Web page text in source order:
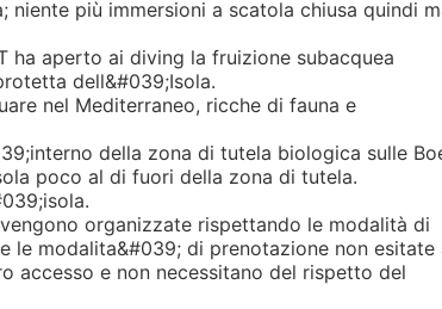
più immersioni a scatola chiusa quindi
ha aperto ai diving la fruizione subacquea
dell&#039;Isola.
nel Mediterraneo, ricche di fauna e
della zona di tutela biologica sulle
poco al di fuori della zona di tutela.
organizzate rispettando le modalità di
le modalita&#039; di prenotazione non esitate
accesso e non necessitano del rispetto del